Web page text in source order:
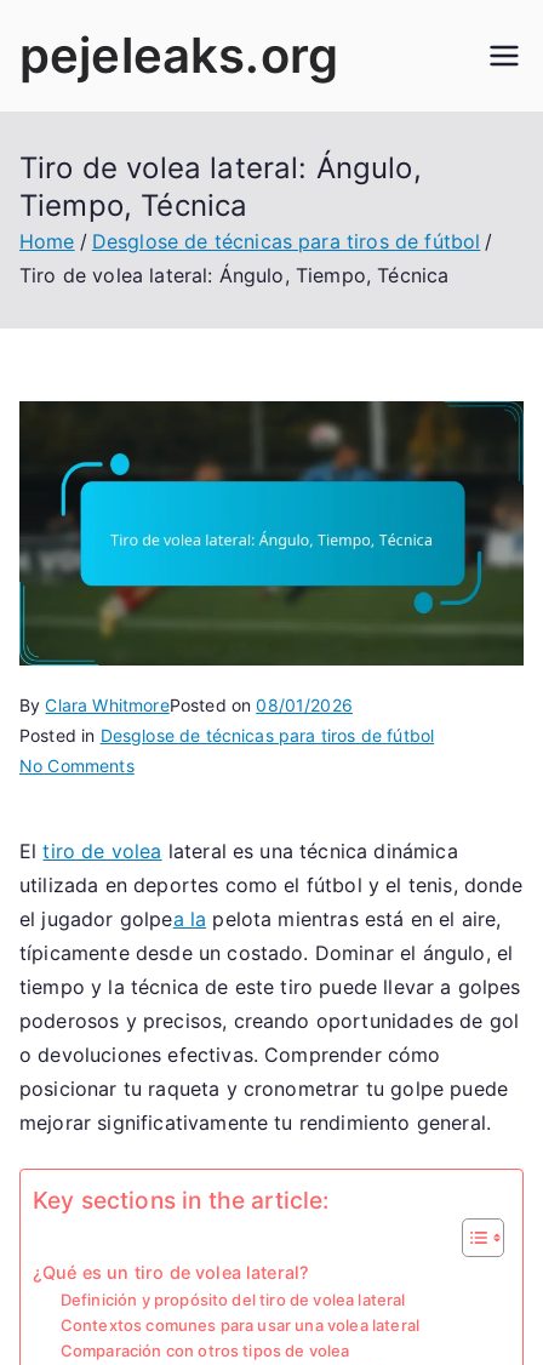
content
pejeleaks.org
Tiro de volea lateral: Ángulo,
Tiempo, Técnica
Home
Desglose de técnicas para tiros de fútbol
Tiro de volea lateral: Ángulo, Tiempo, Técnica
ByClara WhitmorePosted on08/01/2026
Posted in Desglose de técnicas para tiros de fútbol
No Commentson
volea
lateral:
Ángulo,
Tiempo,
Técnica
Eltiro de volea lateral es una técnica dinámica
utilizada en deportes como el fútbol y el tenis, donde
el jugador golpea la pelota mientras está en el aire,
típicamente desde un costado. Dominar el ángulo, el
tiempo y la técnica de este tiro puede llevar a golpes
poderosos y precisos, creando oportunidades de gol
o devoluciones efectivas. Comprender cómo
posicionar tu raqueta y cronometrar tu golpe puede
mejorar significativamente tu rendimiento general.
Key sections in the article:
¿Qué es un tiro de volea lateral?
Definición y propósito del tiro de volea lateral
Contextos comunes para usar una volea lateral
Comparación con otros tipos de volea